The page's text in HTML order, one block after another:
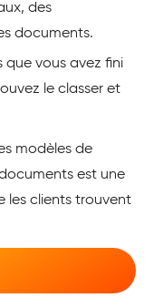
des
documents.
que vous avez fini
le classer et
modèles de
est une
les clients trouvent